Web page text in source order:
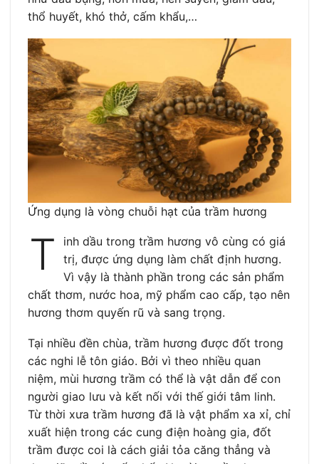
thổ huyết, khó thở, cấm khẩu,…
Ứng dụng là vòng chuỗi hạt của trầm hương
T
inh dầu trong trầm hương vô cùng có giá
trị, được ứng dụng làm chất định hương.
Vì vậy là thành phần trong các sản phẩm
chất thơm, nước hoa, mỹ phẩm cao cấp, tạo nên
hương thơm quyến rũ và sang trọng.
Tại nhiều đền chùa, trầm hương được đốt trong
các nghi lễ tôn giáo. Bởi vì theo nhiều quan
niệm, mùi hương trầm có thể là vật dẫn để con
người giao lưu và kết nối với thế giới tâm linh.
Từ thời xưa trầm hương đã là vật phẩm xa xỉ, chỉ
xuất hiện trong các cung điện hoàng gia, đốt
trầm được coi là cách giải tỏa căng thẳng và